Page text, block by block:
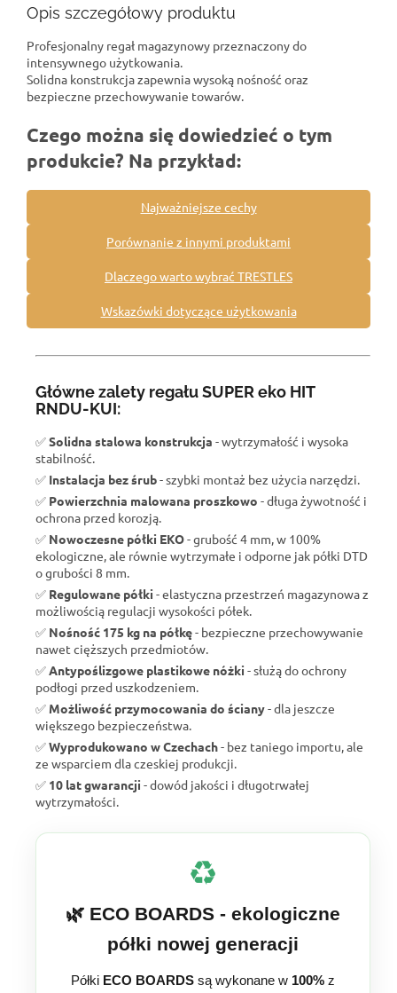
Opis szczegółowy produktu
Profesjonalny regał magazynowy przeznaczony do
intensywnego użytkowania.
Solidna konstrukcja zapewnia wysoką nośność oraz
bezpieczne przechowywanie towarów.
Czego można się dowiedzieć o tym
produkcie? Na przykład:
Najważniejsze cechy
Porównanie z innymi produktami
Dlaczego warto wybrać TRESTLES
Wskazówki dotyczące użytkowania
Główne zalety regału SUPER eko HIT
RNDU-KUI:
✅Solidna stalowa konstrukcja - wytrzymałość i wysoka
stabilność.
✅ Instalacja bez śrub- szybki montaż bez użycia narzędzi.
✅ Powierzchnia malowana proszkowo - długa żywotność i
ochrona przed korozją.
✅ Nowoczesne półki EKO- grubość 4 mm, w 100%
ekologiczne, ale równie wytrzymałe i odporne jak półki DTD
o grubości 8 mm.
✅ Regulowane półki - elastyczna przestrzeń magazynowa z
możliwością regulacji wysokości półek.
✅ Nośność 175 kg na półkę- bezpieczne przechowywanie
nawet cięższych przedmiotów.
✅ Antypoślizgowe plastikowe nóżki - służą do ochrony
podłogi przed uszkodzeniem.
✅ Możliwość przymocowania do ściany- dla jeszcze
większego bezpieczeństwa.
✅Wyprodukowano w Czechach- bez taniego importu, ale
ze wsparciem dla czeskiej produkcji.
✅ 10 lat gwarancji - dowód jakości i długotrwałej
wytrzymałości.
♻️
🌿 ECO BOARDS - ekologiczne
półki nowej generacji
Półki ECO BOARDS są wykonane w 100% z